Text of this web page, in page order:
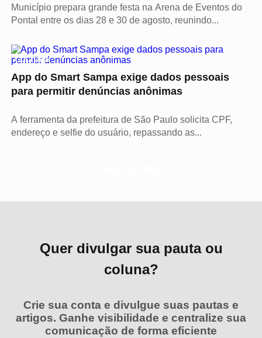
Município prepara grande festa na Arena de Eventos do
Pontal entre os dias 28 e 30 de agosto, reunindo...
CULTURA
App do Smart Sampa exige dados pessoais
para permitir denúncias anônimas
A ferramenta da prefeitura de São Paulo solicita CPF,
endereço e selfie do usuário, repassando as...
Quer divulgar sua pauta ou
coluna?
Crie sua conta e divulgue suas pautas e
artigos. Ganhe visibilidade e centralize sua
comunicação de forma eficiente